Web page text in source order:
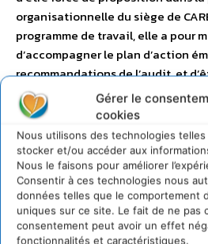
Gérer le
cookies
Nous utilisons des technologies
stocker et/ou accéder aux
Nous le faisons pour améliorer
Consentir à ces technologies nous
données telles que le comportement
uniques sur ce site. Le fait de ne pas
consentement peut avoir un effet
fonctionnalités et caractéristiques.
organisationnelle du siège de
programme de travail, elle a pour
d’accompagner le plan d’action
recommandations de l’audit, et
proactive avec des actions
prise en compte du genre au sein
en savoir plus. – Marina Ogier –
ogier.carefrance@gmail.com
MOBILISATION